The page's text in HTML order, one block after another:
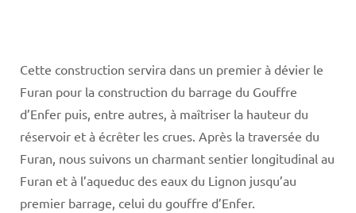
Cette construction servira dans un premier à dévier le
Furan pour la construction du barrage du Gouffre
d’Enfer puis, entre autres, à maîtriser la hauteur du
réservoir et à écrêter les crues. Après la traversée du
Furan, nous suivons un charmant sentier longitudinal au
Furan et à l’aqueduc des eaux du Lignon jusqu’au
premier barrage, celui du gouffre d’Enfer.